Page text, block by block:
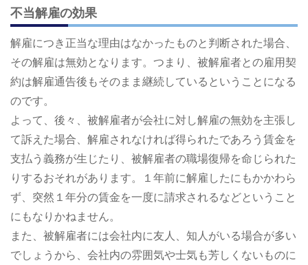
不当解雇の効果
解雇につき正当な理由はなかったものと判断された場合、
その解雇は無効となります。つまり、被解雇者との雇用契
約は解雇通告後もそのまま継続しているということになる
のです。
よって、後々、被解雇者が会社に対し解雇の無効を主張し
て訴えた場合、解雇されなければ得られたであろう賃金を
支払う義務が生じたり、被解雇者の職場復帰を命じられた
りするおそれがあります。１年前に解雇したにもかかわら
ず、突然１年分の賃金を一度に請求されるなどということ
にもなりかねません。
また、被解雇者には会社内に友人、知人がいる場合が多い
でしょうから、会社内の雰囲気や士気も芳しくないものに